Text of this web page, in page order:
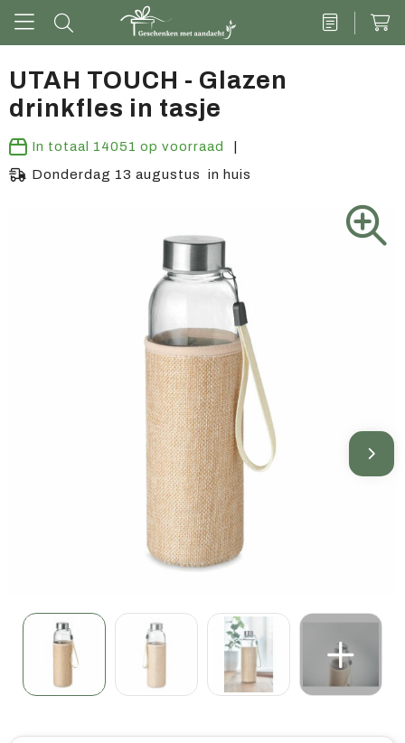
Drinkwaren
Kantoor & schrijven
Gereedschap & veiligheid
Overige relatiegeschenken
UTAH TOUCH - Glazen
drinkfles in tasje
In totaal 14051 op voorraad
Donderdag 13 augustus in huis